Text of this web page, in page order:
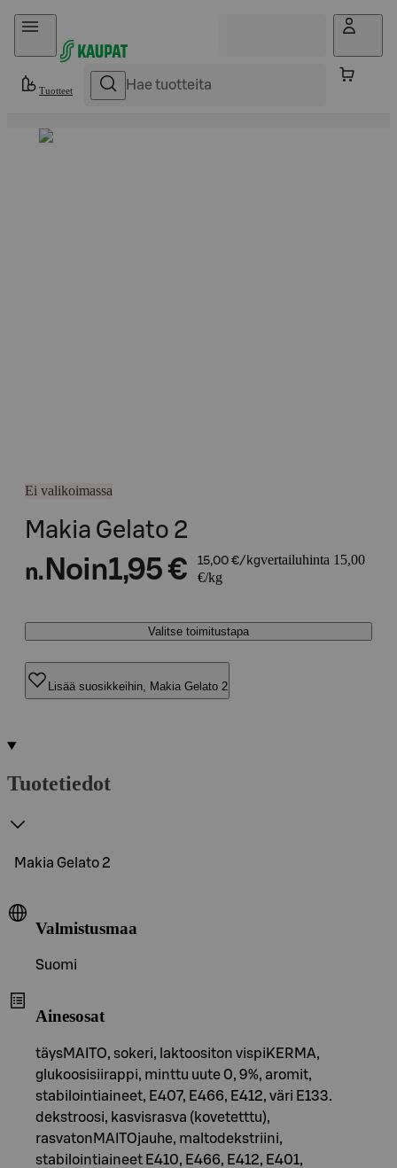
Hyppää sisältöön
Tuotteet
Ei valikoimassa
Makia Gelato 2
n. Noin1,95 € 15,00 €/kgvertailuhinta 15,00
€/kg
Valitse toimitustapa
Lisää suosikkeihin, Makia Gelato 2
Tuotetiedot
Makia Gelato 2
Valmistusmaa
Suomi
Ainesosat
täysMAITO, sokeri, laktoositon vispiKERMA,
glukoosisiirappi, minttu uute 0, 9%, aromit,
stabilointiaineet, E407, E466, E412, väri E133.
dekstroosi, kasvisrasva (kovetetttu),
rasvatonMAITOjauhe, maltodekstriini,
stabilointiaineet E410, E466, E412, E401,